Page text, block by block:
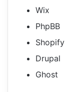
Wix
PhpBB
Shopify
Drupal
Ghost